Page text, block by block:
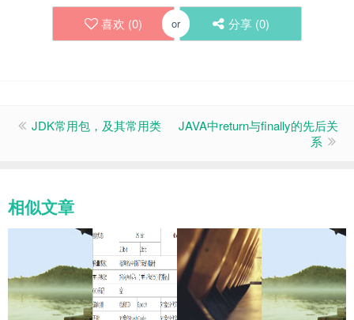
喜欢 (0) or 分享 (0)
JDK常用包，及其常用类
JAVA中return与finally的先后关
系
相似文章